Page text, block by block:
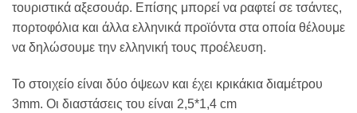
τουριστικά αξεσουάρ. Επίσης μπορεί να ραφτεί σε τσάντες,
πορτοφόλια και άλλα ελληνικά προϊόντα στα οποία θέλουμε
να δηλώσουμε την ελληνική τους προέλευση.
Το στοιχείο είναι δύο όψεων και έχει κρικάκια διαμέτρου
3mm. Οι διαστάσεις του είναι 2,5*1,4 cm